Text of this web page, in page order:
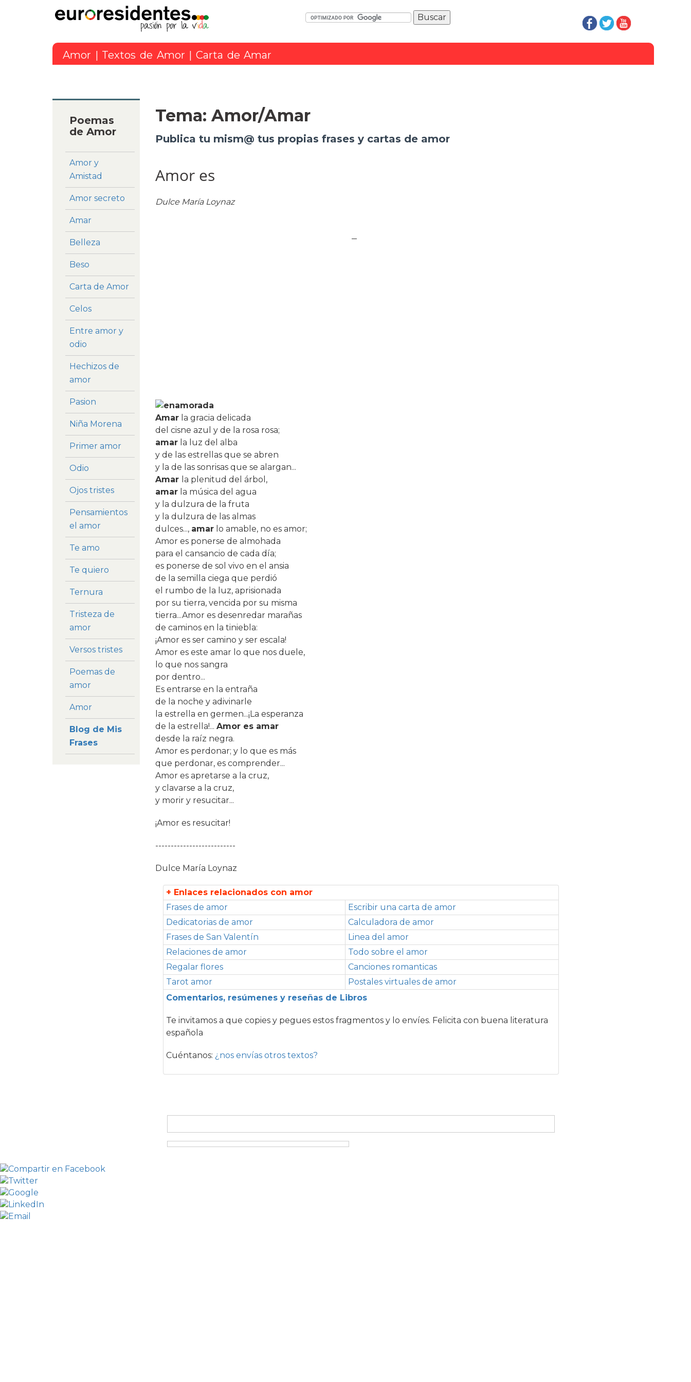
Amor | Textos de Amor | Carta de Amar
Tema: Amor/Amar
Publica tu mism@ tus propias frases y cartas de amor
Amor es
Dulce María Loynaz
Amar la gracia delicada
del cisne azul y de la rosa rosa;
amar la luz del alba
y de las estrellas que se abren
y la de las sonrisas que se alargan...
Amar la plenitud del árbol,
amar la música del agua
y la dulzura de la fruta
y la dulzura de las almas
dulces..., amar lo amable, no es amor;
Amor es ponerse de almohada
para el cansancio de cada día;
es ponerse de sol vivo en el ansia
de la semilla ciega que perdió
el rumbo de la luz, aprisionada
por su tierra, vencida por su misma
tierra...Amor es desenredar marañas
de caminos en la tiniebla:
¡Amor es ser camino y ser escala!
Amor es este amar lo que nos duele,
lo que nos sangra
por dentro...
Es entrarse en la entraña
de la noche y adivinarle
la estrella en germen...¡La esperanza
de la estrella!... Amor es amar
desde la raíz negra.
Amor es perdonar; y lo que es más
que perdonar, es comprender...
Amor es apretarse a la cruz,
y clavarse a la cruz,
y morir y resucitar...
¡Amor es resucitar!
--------------------------
Dulce María Loynaz
+ Enlaces relacionados con amor
Frases de amor
Escribir una carta de amor
Dedicatorias de amor
Calculadora de amor
Frases de San Valentín
Linea del amor
Relaciones de amor
Todo sobre el amor
Regalar flores
Canciones romanticas
Tarot amor
Postales virtuales de amor
Comentarios, resúmenes y reseñas de Libros
Te invitamos a que copies y pegues estos fragmentos y lo envíes. Felicita con buena literatura
española
Cuéntanos: ¿nos envías otros textos?
Poemas
de Amor
Amor y
Amistad
Amor secreto
Amar
Belleza
Beso
Carta de Amor
Celos
Entre amor y
odio
Hechizos de
amor
Pasion
Niña Morena
Primer amor
Odio
Ojos tristes
Pensamientos
el amor
Te amo
Te quiero
Ternura
Tristeza de
amor
Versos tristes
Poemas de
amor
Amor
Blog de Mis
Frases